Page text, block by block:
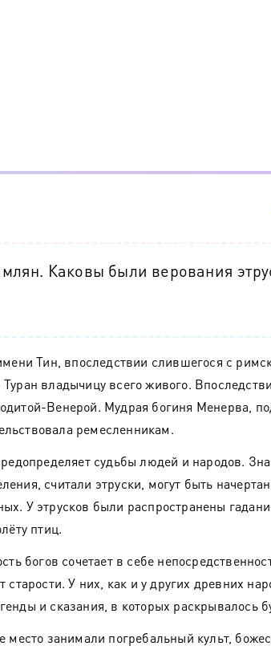
Каковы были верования
Тин, впоследствии слившегося с
владычицу всего живого.
Венерой. Мудрая богиня Менерва,
ремесленникам.
судьбы людей и народов.
считали этруски, могут быть
У этрусков были распространены
птиц.
богов сочетает в себе
старости. У них, как и у других древних
и сказания, в которых раскрывалось
место занимали погребальный культ,